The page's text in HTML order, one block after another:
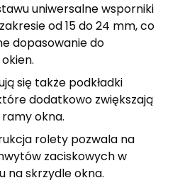
uniwersalne wsporniki
od 15 do 24 mm, co
dopasowanie do
się także podkładki
dodatkowo zwiększają
okna.
rolety pozwala na
zaciskowych w
na skrzydle okna.